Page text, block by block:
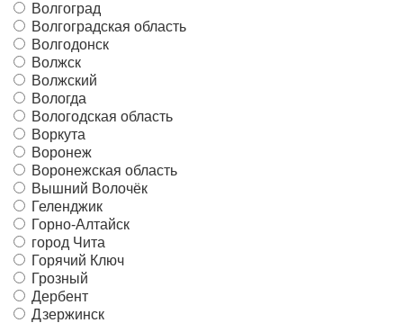
Волгоград
Волгоградская область
Волгодонск
Волжск
Волжский
Вологда
Вологодская область
Воркута
Воронеж
Воронежская область
Вышний Волочёк
Геленджик
Горно-Алтайск
город Чита
Горячий Ключ
Грозный
Дербент
Дзержинск